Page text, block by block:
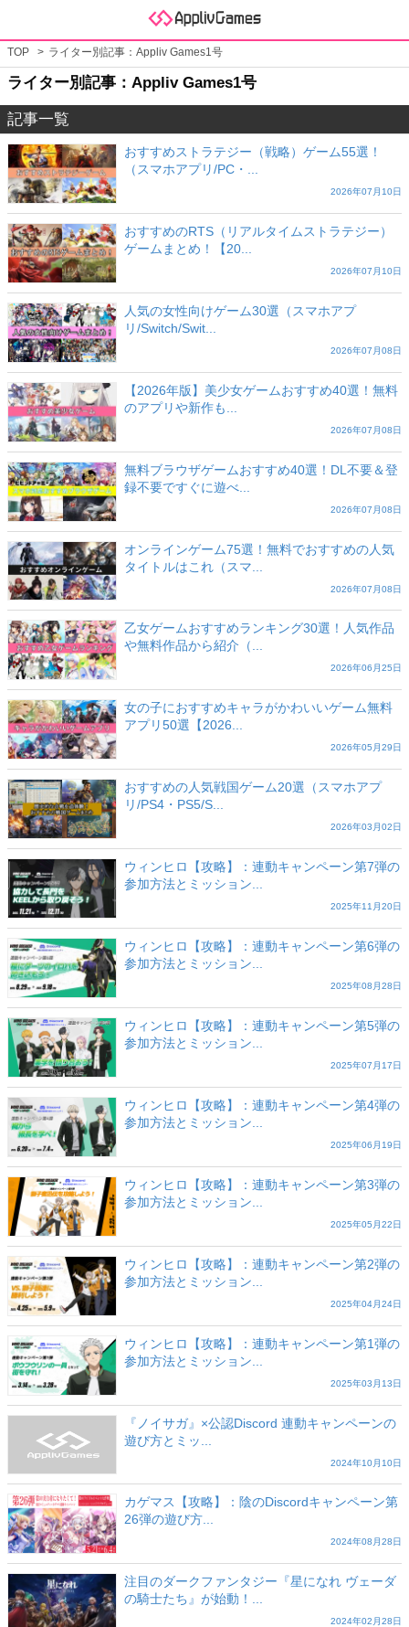
TOP ライター別記事：Appliv Games1号
ライター別記事：Appliv Games1号
記事一覧
おすすめストラテジー（戦略）ゲーム55選！
（スマホアプリ/PC・...
2026年07月10日
おすすめのRTS（リアルタイムストラテジー）
ゲームまとめ！【20...
2026年07月10日
人気の女性向けゲーム30選（スマホアプ
リ/Switch/Swit...
2026年07月08日
【2026年版】美少女ゲームおすすめ40選！無料
のアプリや新作も...
2026年07月08日
無料ブラウザゲームおすすめ40選！DL不要＆登
録不要ですぐに遊べ...
2026年07月08日
オンラインゲーム75選！無料でおすすめの人気
タイトルはこれ（スマ...
2026年07月08日
乙女ゲームおすすめランキング30選！人気作品
や無料作品から紹介（...
2026年06月25日
女の子におすすめキャラがかわいいゲーム無料
アプリ50選【2026...
2026年05月29日
おすすめの人気戦国ゲーム20選（スマホアプ
リ/PS4・PS5/S...
2026年03月02日
ウィンヒロ【攻略】：連動キャンペーン第7弾の
参加方法とミッション...
2025年11月20日
ウィンヒロ【攻略】：連動キャンペーン第6弾の
参加方法とミッション...
2025年08月28日
ウィンヒロ【攻略】：連動キャンペーン第5弾の
参加方法とミッション...
2025年07月17日
ウィンヒロ【攻略】：連動キャンペーン第4弾の
参加方法とミッション...
2025年06月19日
ウィンヒロ【攻略】：連動キャンペーン第3弾の
参加方法とミッション...
2025年05月22日
ウィンヒロ【攻略】：連動キャンペーン第2弾の
参加方法とミッション...
2025年04月24日
ウィンヒロ【攻略】：連動キャンペーン第1弾の
参加方法とミッション...
2025年03月13日
『ノイサガ』×公認Discord 連動キャンペーンの
遊び方とミッ...
2024年10月10日
カゲマス【攻略】：陰のDiscordキャンペーン第
26弾の遊び方...
2024年08月28日
注目のダークファンタジー『星になれ ヴェーダ
の騎士たち』が始動！...
2024年02月28日